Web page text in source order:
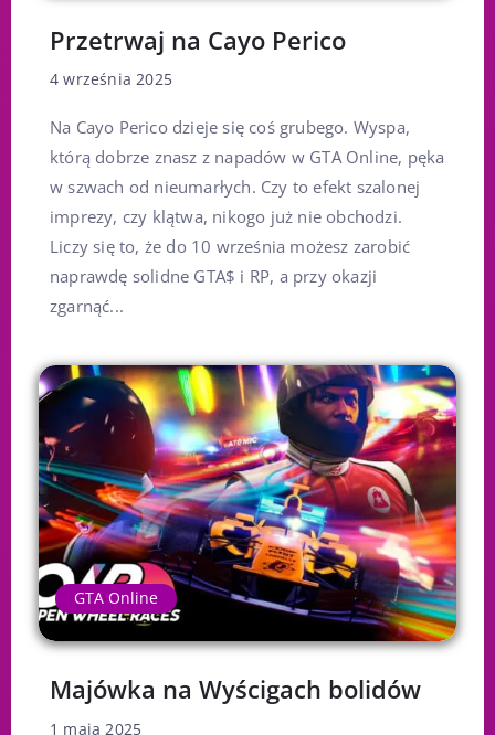
Przetrwaj na Cayo Perico
4 września 2025
Na Cayo Perico dzieje się coś grubego. Wyspa,
którą dobrze znasz z napadów w GTA Online, pęka
w szwach od nieumarłych. Czy to efekt szalonej
imprezy, czy klątwa, nikogo już nie obchodzi.
Liczy się to, że do 10 września możesz zarobić
naprawdę solidne GTA$ i RP, a przy okazji
zgarnąć...
GTA Online
Majówka na Wyścigach bolidów
1 maja 2025